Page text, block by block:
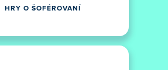
HRY O ŠOFÉROVANÍ